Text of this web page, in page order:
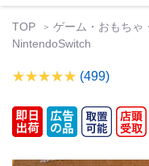
TOP ゲーム・おもちゃ
NintendoSwitch
(499)